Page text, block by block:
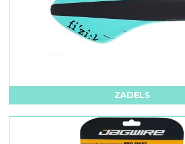
ZADELS